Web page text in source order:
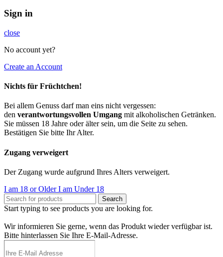
Sign in
close
No account yet?
Create an Account
Nichts für Früchtchen!
Bei allem Genuss darf man eins nicht vergessen:
den verantwortungsvollen Umgang mit alkoholischen Getränken.
Sie müssen 18 Jahre oder älter sein, um die Seite zu sehen.
Bestätigen Sie bitte Ihr Alter.
Zugang verweigert
Der Zugang wurde aufgrund Ihres Alters verweigert.
I am 18 or OlderI am Under 18
Search
Start typing to see products you are looking for.
Wir informieren Sie gerne, wenn das Produkt wieder verfügbar ist.
Bitte hinterlassen Sie Ihre E-Mail-Adresse.